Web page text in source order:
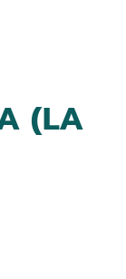
(LA